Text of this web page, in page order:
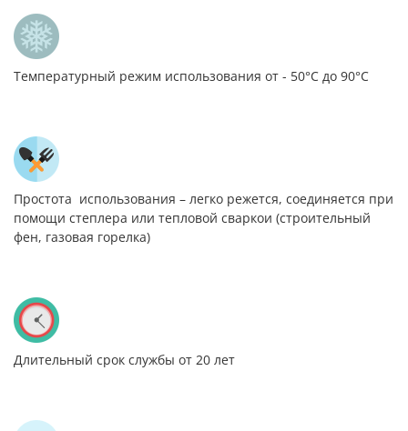
Температурный режим использования от - 50°С до 90°С
Простота использования – легко режется, соединяется при
помощи степлера или тепловой сваркои (строительный
фен, газовая горелка)
Длительный срок службы от 20 лет